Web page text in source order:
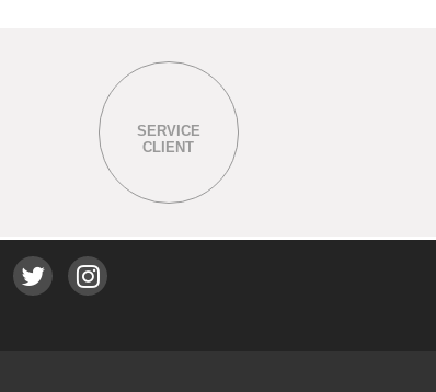
SERVICE
CLIENT